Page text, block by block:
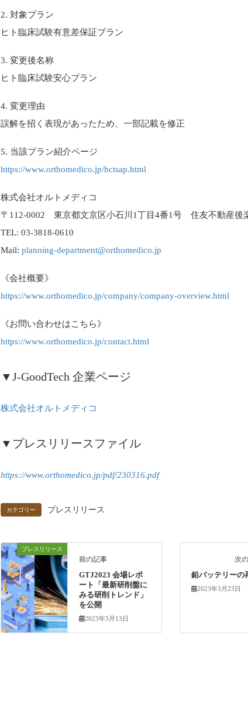
2. 対象プラン
ヒト臨床試験有意差保証プラン
3. 変更後名称
ヒト臨床試験安心プラン
4. 変更理由
誤解を招く表現があったため、一部記載を修正
5. 当該プラン紹介ページ
https://www.orthomedico.jp/hctsap.html
株式会社オルトメディコ
〒112-0002 東京都文京区小石川1丁目4番1号 住友不動産後
TEL: 03-3818-0610
Mail:planning-department@orthomedico.jp
《会社概要》
https://www.orthomedico.jp/company/company-overview.html
《お問い合わせはこちら》
https://www.orthomedico.jp/contact.html
▼J-GoodTech 企業ページ
株式会社オルトメディコ
▼プレスリリースファイル
https://www.orthomedico.jp/pdf/230316.pdf
カテゴリー プレスリリース
プレスリリース
前の記事
GTJ2023 会場レポ
ート「最新研削盤に
みる研削トレンド」
を公開
2023年3月13日
次
鉛バッテリーの
2023年3月23日